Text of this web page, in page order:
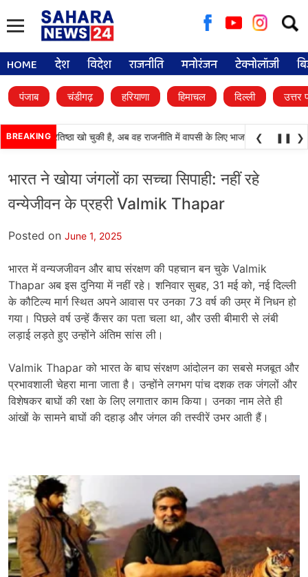
for:
HOME देश विदेश राजनीति मनोरंजन टेक्नोलॉजी
पंजाब चंडीगढ़ हरियाणा हिमाचल दिल्ली उत्तर
BREAKING
दल) अपनी प्रतिष्ठा खो चुकी है, अब वह राजनीति में वापसी के लिए भाजपा से समझौता
❮ ❚❚ ❯
भारत ने खोया जंगलों का सच्चा सिपाही: नहीं रहे
वन्येजीवन के प्रहरी Valmik Thapar
Posted on June 1, 2025
भारत में वन्यजजीवन और बाघ संरक्षण की पहचान बन चुके Valmik
Thapar अब इस दुनिया में नहीं रहे। शनिवार सुबह, 31 मई को, नई दिल्ली
के कौटिल्य मार्ग स्थित अपने आवास पर उनका 73 वर्ष की उम्र में निधन हो
गया। पिछले वर्ष उन्हें कैंसर का पता चला था, और उसी बीमारी से लंबी
लड़ाई लड़ते हुए उन्होंने अंतिम सांस ली।
Valmik Thapar को भारत के बाघ संरक्षण आंदोलन का सबसे मजबूत और
प्रभावशाली चेहरा माना जाता है। उन्होंने लगभग पांच दशक तक जंगलों और
विशेषकर बाघों की रक्षा के लिए लगातार काम किया। उनका नाम लेते ही
आंखों के सामने बाघों की दहाड़ और जंगल की तस्वीरें उभर आती हैं।